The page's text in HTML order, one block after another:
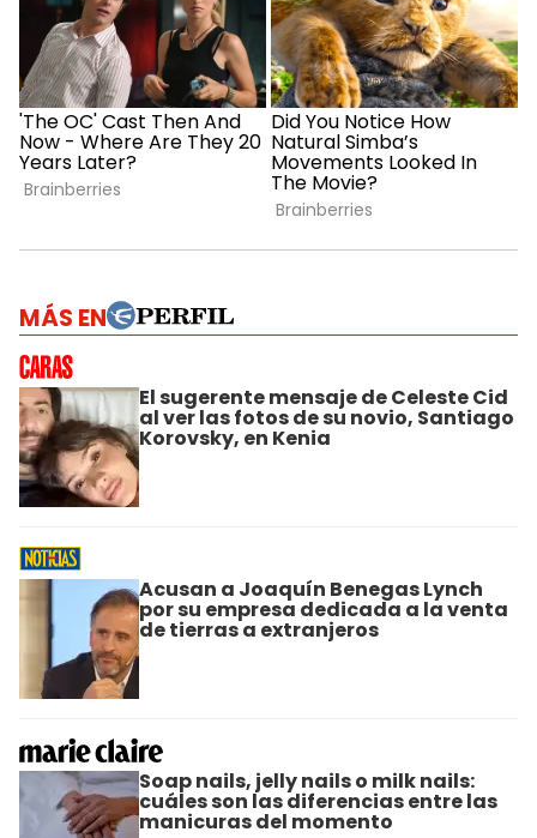
MÁS EN
El sugerente mensaje de Celeste Cid
al ver las fotos de su novio, Santiago
Korovsky, en Kenia
Acusan a Joaquín Benegas Lynch
por su empresa dedicada a la venta
de tierras a extranjeros
Soap nails, jelly nails o milk nails:
cuáles son las diferencias entre las
manicuras del momento